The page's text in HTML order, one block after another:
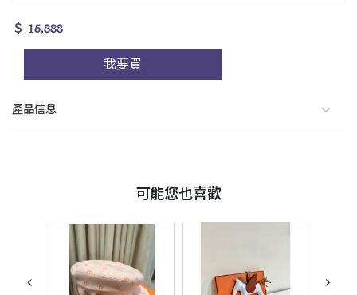
＄ 15,888
我要買
產品信息
可能您也喜歡
‹ ›